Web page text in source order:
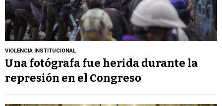
VIOLENCIA INSTITUCIONAL
Una fotógrafa fue herida durante la
represión en el Congreso